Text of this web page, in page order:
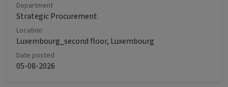
Department
Strategic Procurement
Location
Luxembourg_second floor, Luxembourg
Date posted
05-08-2026